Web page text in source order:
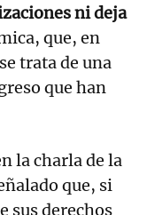
ni deja
que, en
trata de una
que han
la charla de la
que, si
sus derechos